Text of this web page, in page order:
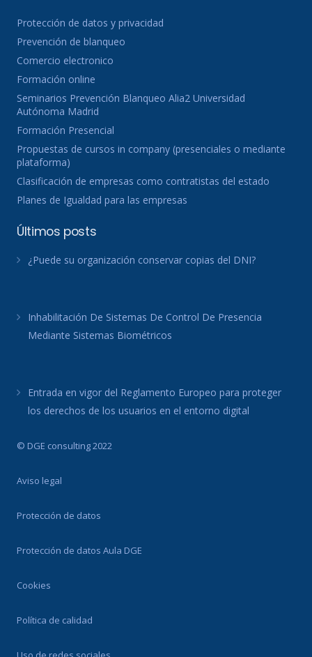
Protección de datos y privacidad
Prevención de blanqueo
Comercio electronico
Formación online
Seminarios Prevención Blanqueo Alia2 Universidad
Autónoma Madrid
Formación Presencial
Propuestas de cursos in company (presenciales o mediante
plataforma)
Clasificación de empresas como contratistas del estado
Planes de Igualdad para las empresas
Últimos posts
¿Puede su organización conservar copias del DNI?
Inhabilitación De Sistemas De Control De Presencia
Mediante Sistemas Biométricos
Entrada en vigor del Reglamento Europeo para proteger
los derechos de los usuarios en el entorno digital
© DGE consulting 2022
Aviso legal
Protección de datos
Protección de datos Aula DGE
Cookies
Política de calidad